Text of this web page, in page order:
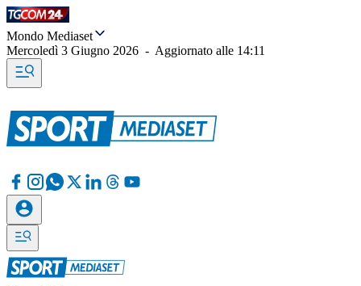
Mondo Mediaset
Mercoledì 3 Giugno 2026 - Aggiornato alle 14:11